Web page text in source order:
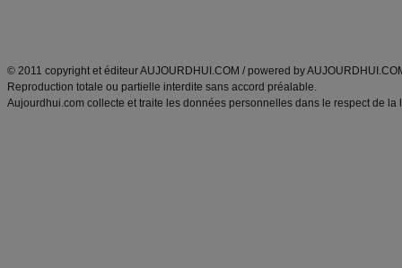
© 2011 copyright et éditeur AUJOURDHUI.COM / powered by
Reproduction totale ou partielle interdite sans accord préalable.
Aujourdhui.com collecte et traite les données personnelles dans le respect de